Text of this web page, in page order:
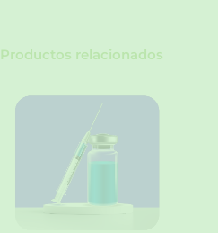
Productos relacionados